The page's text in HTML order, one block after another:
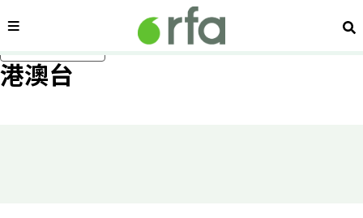
內容分類 搜
港澳台